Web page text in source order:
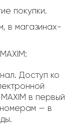
покупки.
в магазинах-
Доступ ко
в первый
— в